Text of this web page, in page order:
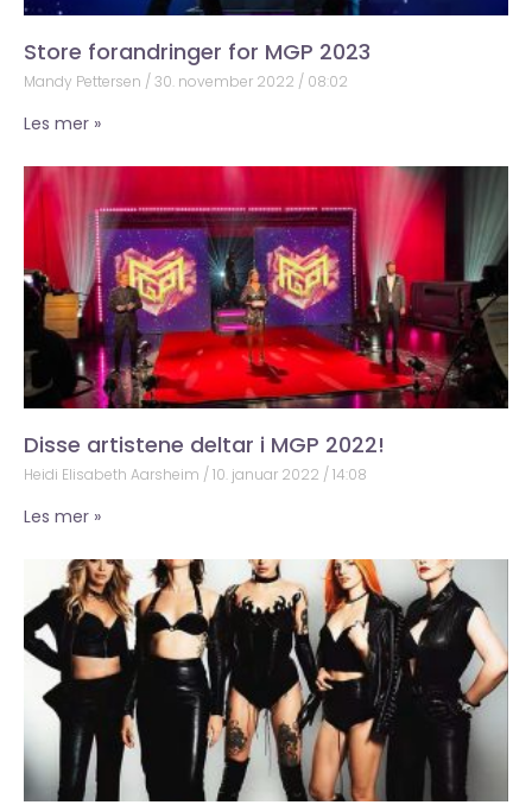
Store forandringer for MGP 2023
Mandy Pettersen 30. november 2022 08:02
Les mer »
Disse artistene deltar i MGP 2022!
Heidi Elisabeth Aarsheim 10. januar 2022 14:08
Les mer »